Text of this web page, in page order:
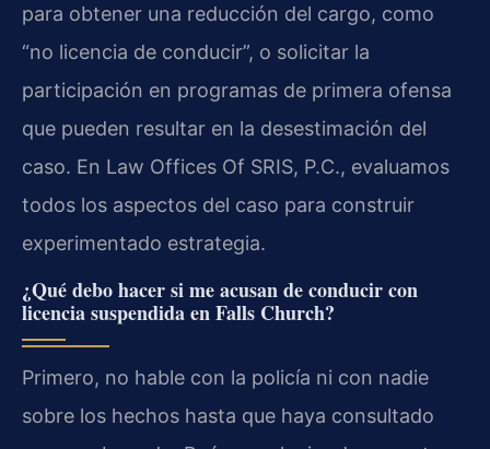
para obtener una reducción del cargo, como
“no licencia de conducir”, o solicitar la
participación en programas de primera ofensa
que pueden resultar en la desestimación del
caso. En Law Offices Of SRIS, P.C., evaluamos
todos los aspectos del caso para construir
experimentado estrategia.
¿Qué debo hacer si me acusan de conducir con
licencia suspendida en Falls Church?
Primero, no hable con la policía ni con nadie
sobre los hechos hasta que haya consultado